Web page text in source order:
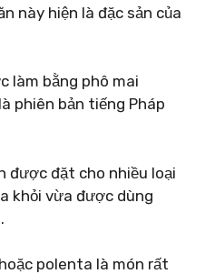
này hiện là đặc sản của
làm bằng phô mai
phiên bản tiếng Pháp
được đặt cho nhiều loại
khỏi vừa được dùng
polenta là món rất